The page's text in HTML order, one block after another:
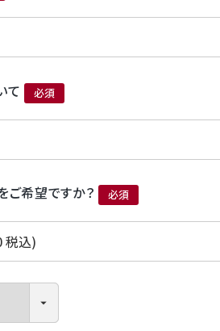
て
希望ですか？